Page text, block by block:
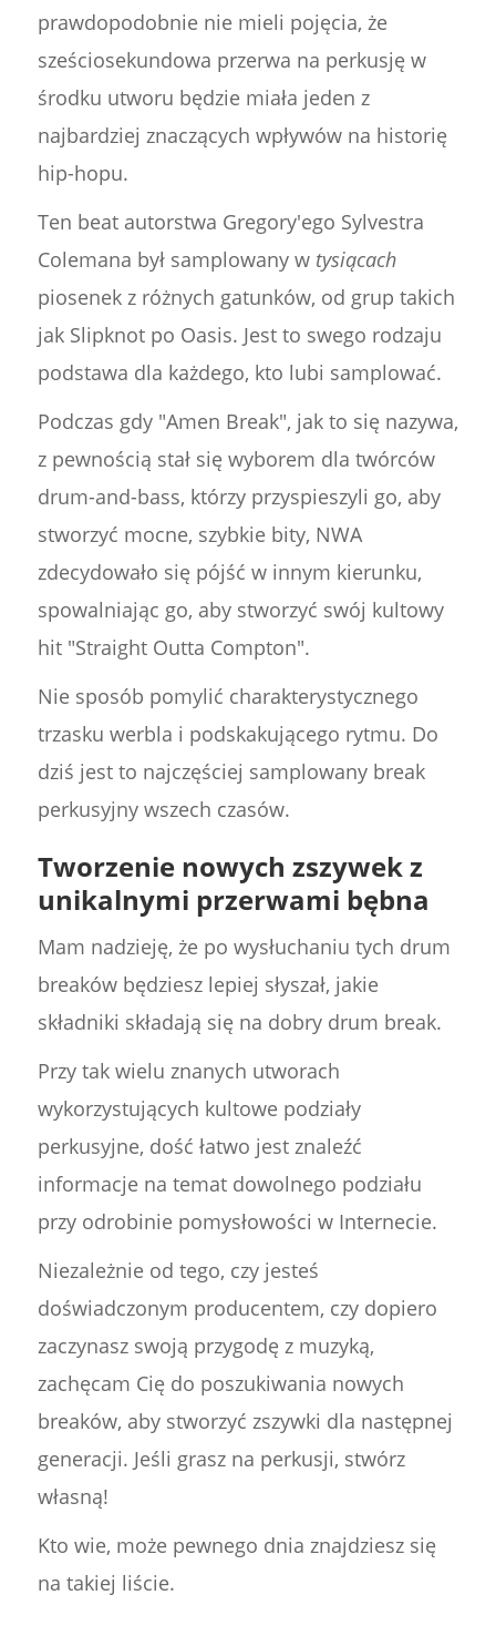
prawdopodobnie nie mieli pojęcia, że
sześciosekundowa przerwa na perkusję w
środku utworu będzie miała jeden z
najbardziej znaczących wpływów na historię
hip-hopu.
Ten beat autorstwa Gregory'ego Sylvestra
Colemana był samplowany w tysiącach
piosenek z różnych gatunków, od grup takich
jak Slipknot po Oasis. Jest to swego rodzaju
podstawa dla każdego, kto lubi samplować.
Podczas gdy "Amen Break", jak to się nazywa,
z pewnością stał się wyborem dla twórców
drum-and-bass, którzy przyspieszyli go, aby
stworzyć mocne, szybkie bity, NWA
zdecydowało się pójść w innym kierunku,
spowalniając go, aby stworzyć swój kultowy
hit "Straight Outta Compton".
Nie sposób pomylić charakterystycznego
trzasku werbla i podskakującego rytmu. Do
dziś jest to najczęściej samplowany break
perkusyjny wszech czasów.
Tworzenie nowych zszywek z
unikalnymi przerwami bębna
Mam nadzieję, że po wysłuchaniu tych drum
breaków będziesz lepiej słyszał, jakie
składniki składają się na dobry drum break.
Przy tak wielu znanych utworach
wykorzystujących kultowe podziały
perkusyjne, dość łatwo jest znaleźć
informacje na temat dowolnego podziału
przy odrobinie pomysłowości w Internecie.
Niezależnie od tego, czy jesteś
doświadczonym producentem, czy dopiero
zaczynasz swoją przygodę z muzyką,
zachęcam Cię do poszukiwania nowych
breaków, aby stworzyć zszywki dla następnej
generacji. Jeśli grasz na perkusji, stwórz
własną!
Kto wie, może pewnego dnia znajdziesz się
na takiej liście.